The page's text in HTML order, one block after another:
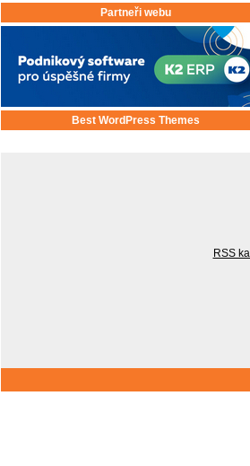
Partneři webu
Best WordPress Themes
RSS